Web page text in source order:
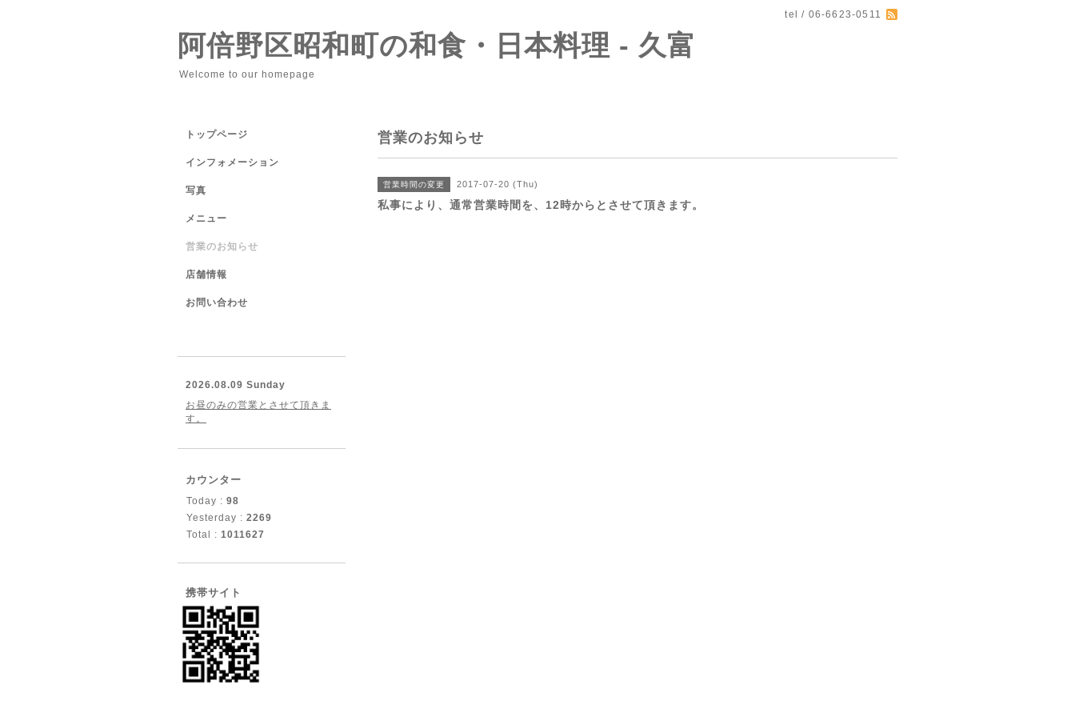
tel / 06-6623-0511
阿倍野区昭和町の和食・日本料理 - 久富
Welcome to our homepage
営業のお知らせ
営業時間の変更 2017-07-20 (Thu)
私事により、通常営業時間を、12時からとさせて頂きます。
トップページ
インフォメーション
写真
メニュー
営業のお知らせ
店舗情報
お問い合わせ
2026.08.09 Sunday
お昼のみの営業とさせて頂きま
す。
カウンター
Today : 98
Yesterday : 2269
Total : 1011627
携帯サイト